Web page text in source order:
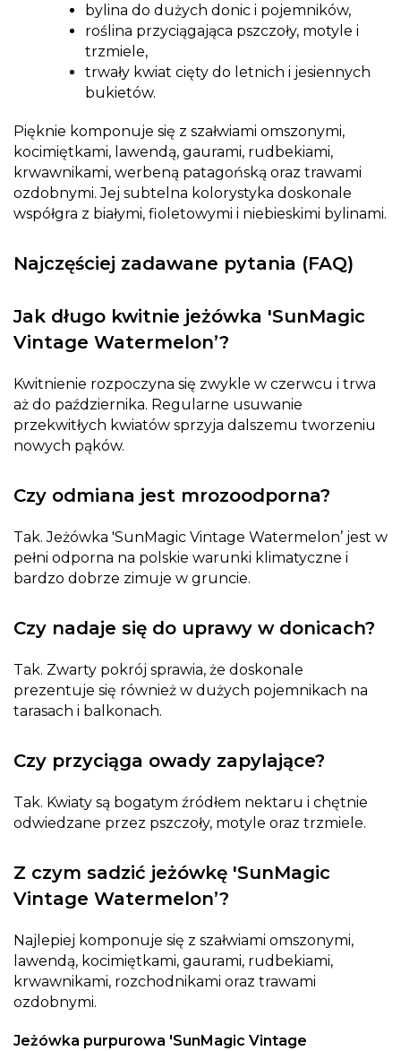
bylina do dużych donic i pojemników,
roślina przyciągająca pszczoły, motyle i
trzmiele,
trwały kwiat cięty do letnich i jesiennych
bukietów.
Pięknie komponuje się z szałwiami omszonymi,
kocimiętkami, lawendą, gaurami, rudbekiami,
krwawnikami, werbeną patagońską oraz trawami
ozdobnymi. Jej subtelna kolorystyka doskonale
współgra z białymi, fioletowymi i niebieskimi bylinami.
Najczęściej zadawane pytania (FAQ)
Jak długo kwitnie jeżówka 'SunMagic
Vintage Watermelon’?
Kwitnienie rozpoczyna się zwykle w czerwcu i trwa
aż do października. Regularne usuwanie
przekwitłych kwiatów sprzyja dalszemu tworzeniu
nowych pąków.
Czy odmiana jest mrozoodporna?
Tak. Jeżówka 'SunMagic Vintage Watermelon’ jest w
pełni odporna na polskie warunki klimatyczne i
bardzo dobrze zimuje w gruncie.
Czy nadaje się do uprawy w donicach?
Tak. Zwarty pokrój sprawia, że doskonale
prezentuje się również w dużych pojemnikach na
tarasach i balkonach.
Czy przyciąga owady zapylające?
Tak. Kwiaty są bogatym źródłem nektaru i chętnie
odwiedzane przez pszczoły, motyle oraz trzmiele.
Z czym sadzić jeżówkę 'SunMagic
Vintage Watermelon’?
Najlepiej komponuje się z szałwiami omszonymi,
lawendą, kocimiętkami, gaurami, rudbekiami,
krwawnikami, rozchodnikami oraz trawami
ozdobnymi.
Jeżówka purpurowa 'SunMagic Vintage